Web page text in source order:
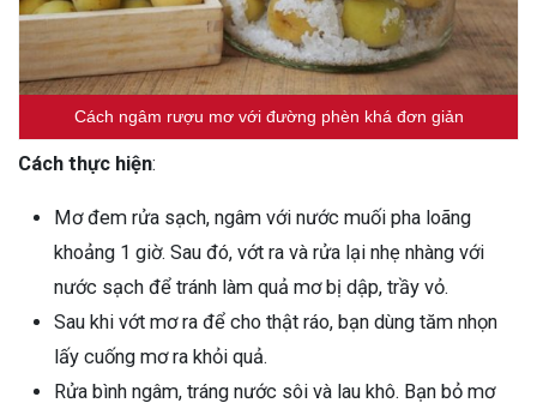
Cách ngâm rượu mơ với đường phèn khá đơn giản
Cách thực hiện:
Mơ đem rửa sạch, ngâm với nước muối pha loãng
khoảng 1 giờ. Sau đó, vớt ra và rửa lại nhẹ nhàng với
nước sạch để tránh làm quả mơ bị dập, trầy vỏ.
Sau khi vớt mơ ra để cho thật ráo, bạn dùng tăm nhọn
lấy cuống mơ ra khỏi quả.
Rửa bình ngâm, tráng nước sôi và lau khô. Bạn bỏ mơ